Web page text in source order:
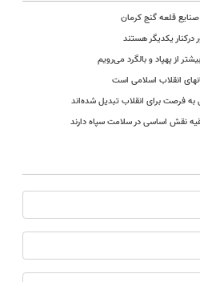
صنایع قلعه گنج کرمان
یکدیگر هستند
از پهپاد و بالگرد می‌رویم
انقلاب اسلامی است
به فرصت برای انقلاب تبدیل شده‌اند
نقش اساسی در سلامت سپاه دارند